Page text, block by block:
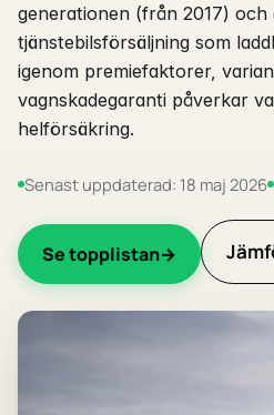
generationen (från 2017) och
tjänstebilsförsäljning som
igenom premiefaktorer,
vagnskadegaranti påverkar
helförsäkring.
Senast uppdaterad: 18 maj 2026
Se topplistan